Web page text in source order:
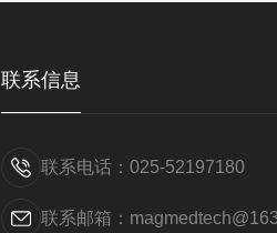
联系信息
联系电话：025-52197180
联系邮箱：